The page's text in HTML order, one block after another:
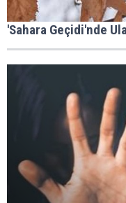
'Sahara Geçidi'nde